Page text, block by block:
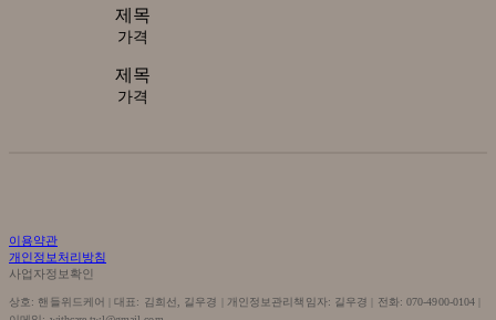
제목
가격
제목
가격
이용약관
개인정보처리방침
사업자정보확인
상호: 핸들위드케어 | 대표: 김희선, 길우경 | 개인정보관리책임자: 길우경 | 전화: 070-4900-0104 |